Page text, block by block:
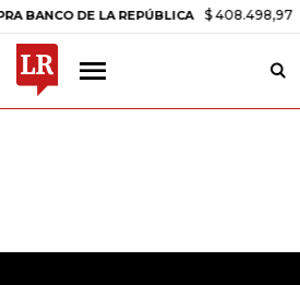
LA REPÚBLICA $ 408.498,97 +$ 8.753,81